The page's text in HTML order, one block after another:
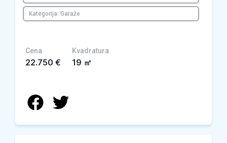
Kategorija: Garaže
Cena
22.750 €
Kvadratura
19 ㎡